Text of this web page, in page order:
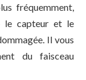
fréquemment,
le capteur et le
Il vous
du faisceau